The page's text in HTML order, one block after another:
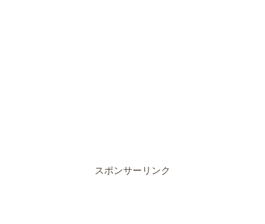
スポンサーリンク